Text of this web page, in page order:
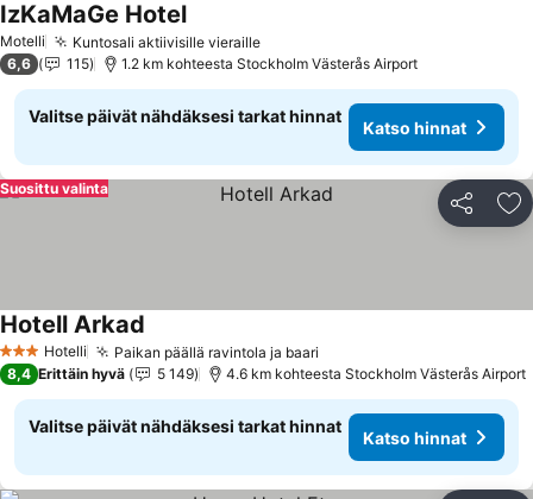
Motelli Kuntosali aktiivisille vierailleKatso hinnat
IzKaMaGe HotelKatso hinnat
6,6 115 1.2 km kohteesta Stockholm Västerås Airport
Valitse päivät nähdäksesi tarkat hinnat
Katso hinnat
Jaa
Suosittu valinta
3 Tähtiluokitus
Hotelli Paikan päällä ravintola ja baari
Hotell Arkad
8,4 Erittäin hyvä 5 149 4.6 km kohteesta Stockholm Västerås Airport
Valitse päivät nähdäksesi tarkat hinnat
Katso hinnat